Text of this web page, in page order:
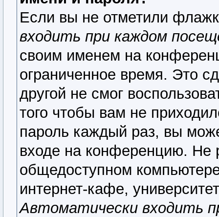
Если вы не отметили
входить при каждом
своим именем на
ограниченное время. Это
другой не смог
того чтобы вам не
пароль каждый раз, вы
входе на конференцию. Не
общедоступном
интернет-кафе,
Автоматически входить